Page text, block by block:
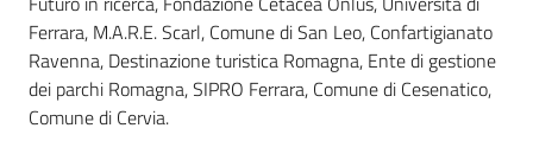
Ferrara, M.A.R.E. Scarl, Comune di San Leo, Confartigianato
Ravenna, Destinazione turistica Romagna, Ente di gestione
dei parchi Romagna, SIPRO Ferrara, Comune di Cesenatico,
Comune di Cervia.